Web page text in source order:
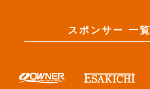
スポンサー 一覧